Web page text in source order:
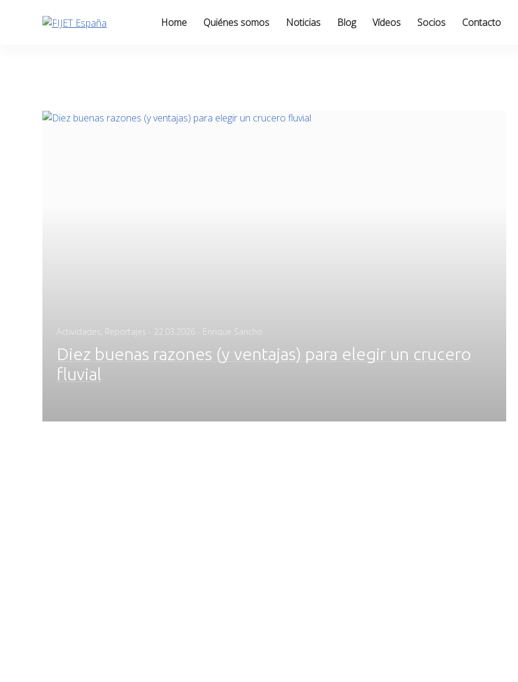
Home Quiénes somos Noticias Blog Vídeos Socios Contacto
Actividades, Reportajes - Posted
22.03.2026 - Enrique Sancho
Diez buenas razones (y ventajas) para elegir un crucero
fluvial